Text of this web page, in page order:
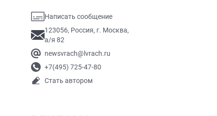
Написать сообщение
123056, Россия, г. Москва,
а/я 82
newsvrach@lvrach.ru
+7(495) 725-47-80
Стать автором